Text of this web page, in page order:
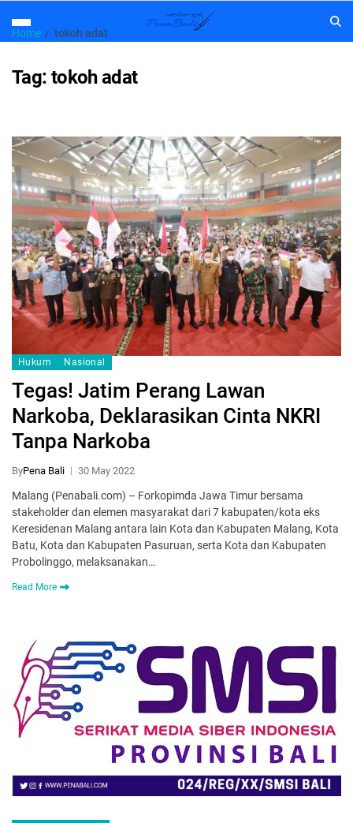
Home tokoh adat
Tag: tokoh adat
Hukum Nasional
Tegas! Jatim Perang Lawan
Narkoba, Deklarasikan Cinta NKRI
Tanpa Narkoba
ByPena Bali 30 May 2022
Malang (Penabali.com) – Forkopimda Jawa Timur bersama
stakeholder dan elemen masyarakat dari 7 kabupaten/kota eks
Keresidenan Malang antara lain Kota dan Kabupaten Malang, Kota
Batu, Kota dan Kabupaten Pasuruan, serta Kota dan Kabupaten
Probolinggo, melaksanakan…
Read More